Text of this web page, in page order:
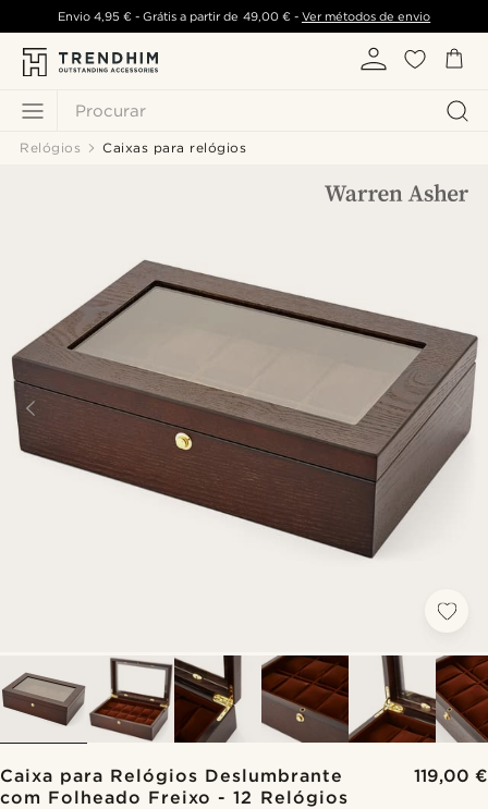
Procurar
Envio 4,95 €- Grátis a partir de 49,00 €- Ver métodos de envio
Relógios Caixas para relógios
Caixa para Relógios Deslumbrante
com Folheado Freixo - 12 Relógios
119,00 €